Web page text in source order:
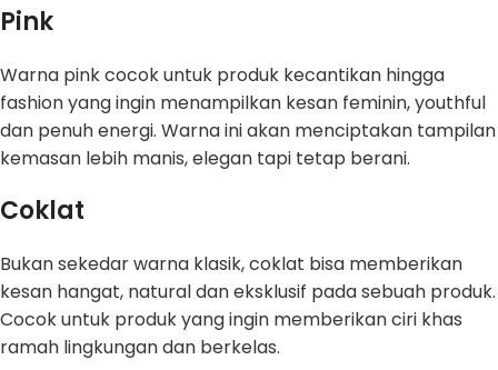
Pink
Warna pink cocok untuk produk kecantikan hingga
fashion yang ingin menampilkan kesan feminin, youthful
dan penuh energi. Warna ini akan menciptakan tampilan
kemasan lebih manis, elegan tapi tetap berani.
Coklat
Bukan sekedar warna klasik, coklat bisa memberikan
kesan hangat, natural dan eksklusif pada sebuah produk.
Cocok untuk produk yang ingin memberikan ciri khas
ramah lingkungan dan berkelas.